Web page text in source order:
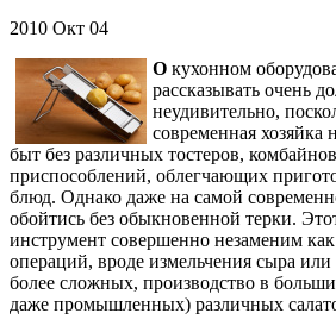
2010 Окт 04
О кухонном
рассказывать очень
неудивительно,
современная хозяйка
быт без различных тостеров,
приспособлений, облегчающих
блюд. Однако даже на самой
обойтись без обыкновенной терки.
инструмент совершенно незаменим
операций, вроде измельчения сыра
более сложных, производство в
даже промышленных) различных